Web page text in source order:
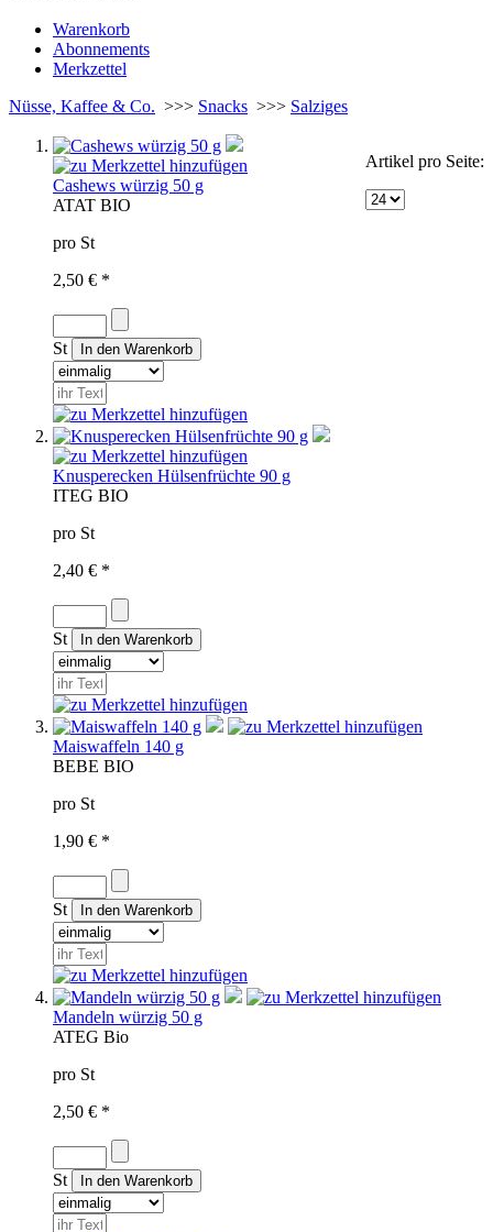
Warenkorb
Abonnements
Merkzettel
Nüsse, Kaffee & Co. >>> Snacks >>> Salziges
Artikel pro Seite:
Cashews würzig 50 g
ATAT BIO
pro St
2,50 € *
St
Knusperecken Hülsenfrüchte 90 g
ITEG BIO
pro St
2,40 € *
St
Maiswaffeln 140 g
BEBE BIO
pro St
1,90 € *
St
Mandeln würzig 50 g
ATEG Bio
pro St
2,50 € *
St